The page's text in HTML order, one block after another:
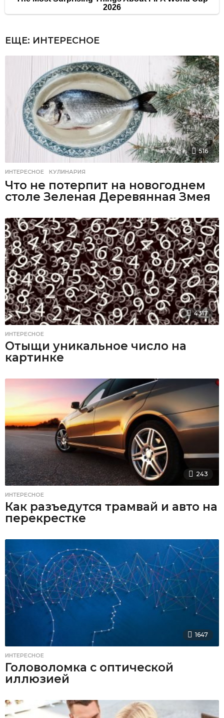
ЕЩЕ: ИНТЕРЕСНОЕ
516
ИНТЕРЕСНОЕ ,КУЛИНАРИЯ
Что не потерпит на новогоднем
столе Зеленая Деревянная Змея
4317
ИНТЕРЕСНОЕ
Отыщи уникальное число на
картинке
243
ИНТЕРЕСНОЕ
Как разъедутся трамвай и авто на
перекрестке
1647
ИНТЕРЕСНОЕ
Головоломка с оптической
иллюзией